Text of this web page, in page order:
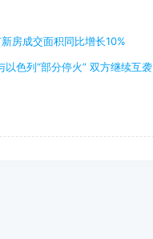
房成交面积同比增长10%
以色列“部分停火” 双方继续互袭